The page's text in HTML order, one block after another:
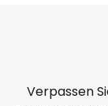
Verpassen